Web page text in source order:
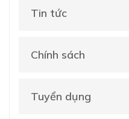
Tin tức
Chính sách
Tuyển dụng